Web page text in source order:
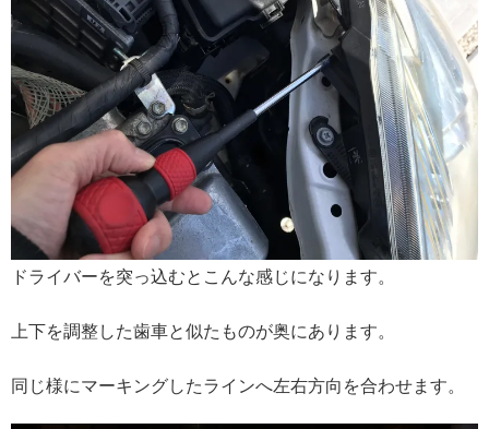
ドライバーを突っ込むとこんな感じになります。
上下を調整した歯車と似たものが奥にあります。
同じ様にマーキングしたラインへ左右方向を合わせます。